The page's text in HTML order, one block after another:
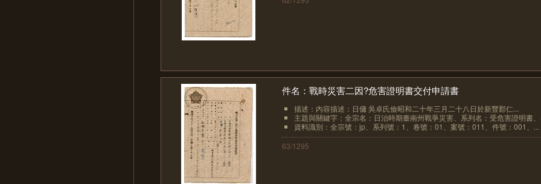
件名：戰時災害二因?危害證明書交付申請書
描述：內容描述：日傭 吳卓氏儉昭和二十年三月二十八日於新豐郡仁...
主題與關鍵字：全宗名：日治時期臺南州戰爭災害、系列名：受危害證明書
資料識別：全宗號：jp、系列號：1、卷號：01、案號：011、件號：001、...
63/1295